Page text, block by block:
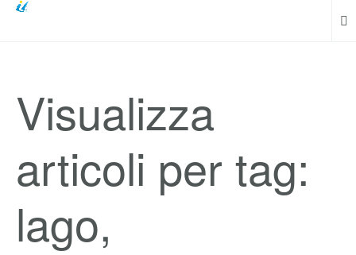
Visualizza
articoli per tag:
lago,